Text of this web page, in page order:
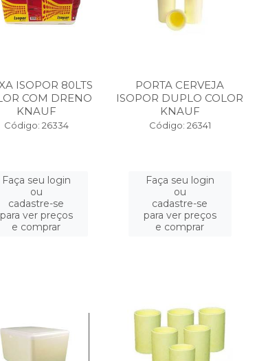
ISOPOR 80LTS
COM DRENO
KNAUF
Código: 26334
Faça seu login
ou
cadastre-se
para ver preços
e comprar
PORTA CERVEJA
ISOPOR DUPLO COLOR
KNAUF
Código: 26341
Faça seu login
ou
cadastre-se
para ver preços
e comprar